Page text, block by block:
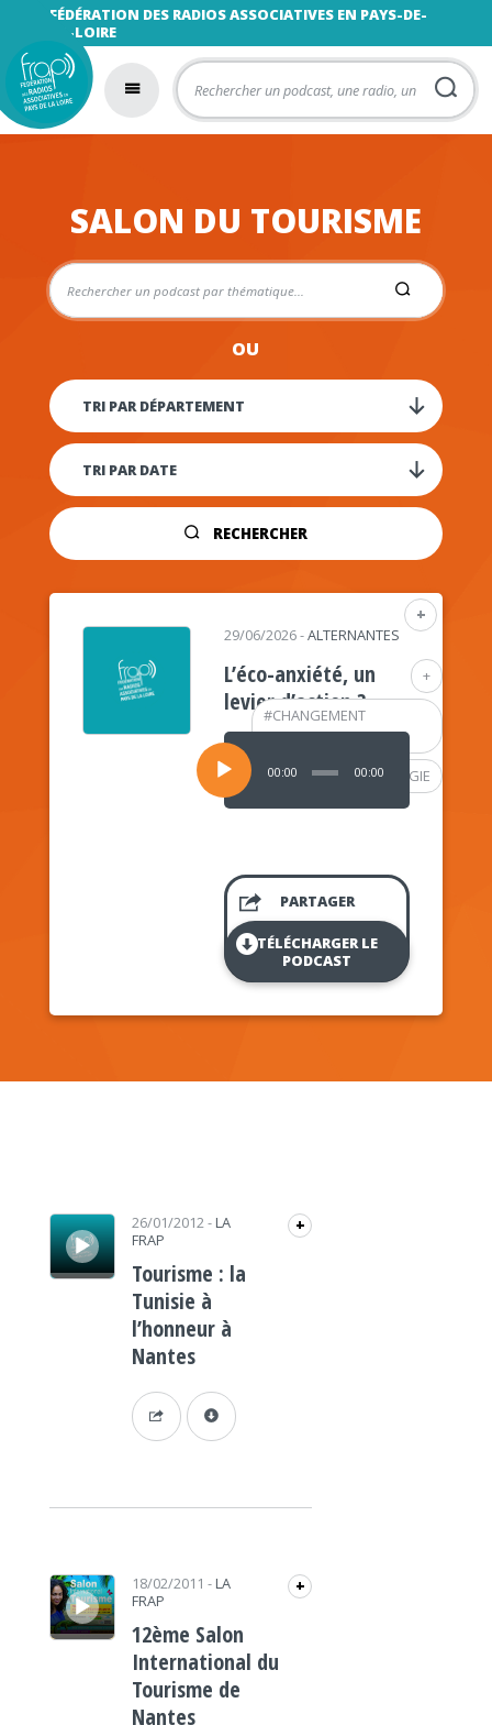
FÉDÉRATION DES RADIOS ASSOCIATIVES EN PAYS-DE-
LA-LOIRE
SALON DU TOURISME
OU
RECHERCHER
+
+
#CHANGEMENT
CLIMATIQUE
#PSYCHOLOGIE
29/06/2026-ALTERNANTES
L’éco-anxiété, un
levier d’action ?
Lecteur
audio
00:00 00:00
PARTAGER
TÉLÉCHARGER LE
PODCAST
Lecteur audio 26/01/2012- LA
FRAP
+
Tourisme : la
Tunisie à
l’honneur à
Nantes
Lecteur audio 18/02/2011 - LA
FRAP
+
12ème Salon
International du
Tourisme de
Nantes